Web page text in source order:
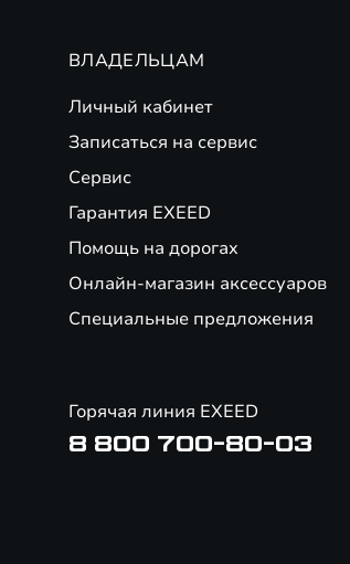
ВЛАДЕЛЬЦАМ
Личный кабинет
Записаться на сервис
Сервис
Гарантия EXEED
Помощь на дорогах
Онлайн-магазин аксессуаров
Специальные предложения
Горячая линия EXEED
8 800 700-80-03